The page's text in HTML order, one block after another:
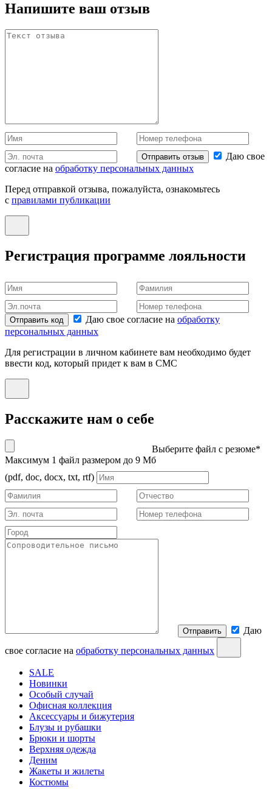
Напишите ваш отзыв
Отправить отзыв
Даю свое
согласие на обработку персональных данных
Перед отправкой отзыва, пожалуйста, ознакомьтесь
с правилами публикации
Регистрация программе лояльности
Отправить код Даю свое согласие на обработку
персональных данных
Для регистрации в личном кабинете вам необходимо будет
ввести код, который придет к вам в СМС
Расскажите нам о себе
Выберите файл с резюме*
Максимум 1 файл размером до 9 Мб
(pdf, doc, docx, txt, rtf)
Отправить
Даю
свое согласие на обработку персональных данных
SALE
Новинки
Особый случай
Офисная коллекция
Аксессуары и бижутерия
Блузы и рубашки
Брюки и шорты
Верхняя одежда
Деним
Жакеты и жилеты
Костюмы